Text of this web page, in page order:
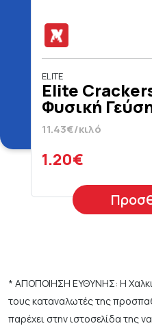
ELITE
Elite
Φυσική
105 gr
11.43€/κιλό
1.20€
* ΑΠΟΠΟΙΗΣΗ ΕΥΘΥΝΗΣ: Η
τους καταναλωτές της
παρέχει στην ιστοσελίδα της